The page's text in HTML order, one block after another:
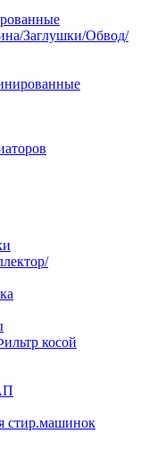
Заглушки/Обвод/
косой
стир.машинок